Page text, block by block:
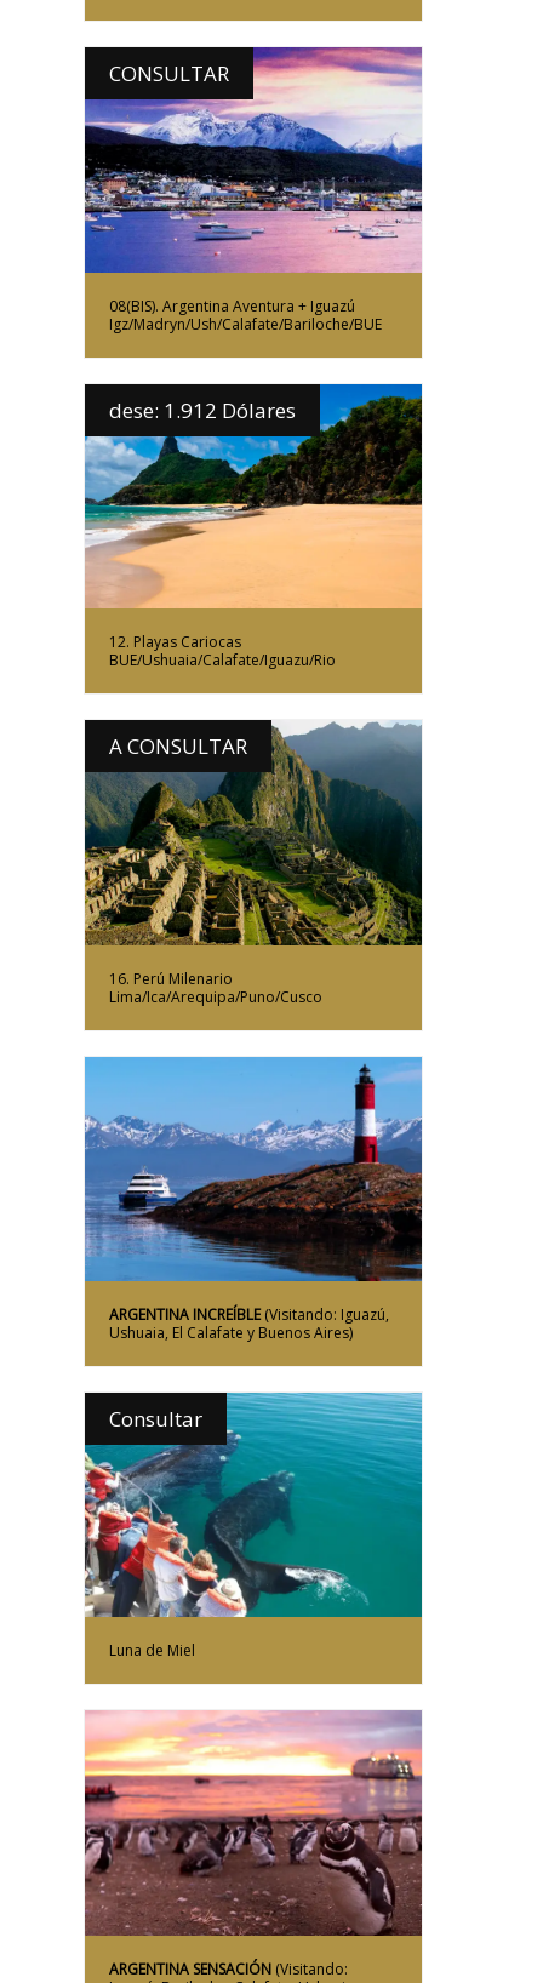
CONSULTAR
Más Información
08(BIS). Argentina Aventura + Iguazú
Igz/Madryn/Ush/Calafate/Bariloche/BUE
dese: 1.912 Dólares
Más Información
12. Playas Cariocas
BUE/Ushuaia/Calafate/Iguazu/Rio
A CONSULTAR
Más Información
16. Perú Milenario
Lima/Ica/Arequipa/Puno/Cusco
Más Información
ARGENTINA INCREÍBLE(Visitando: Iguazú,
Ushuaia, El Calafate y Buenos Aires)
Consultar
Más Información
Luna de Miel
Más Información
ARGENTINA SENSACIÓN (Visitando: